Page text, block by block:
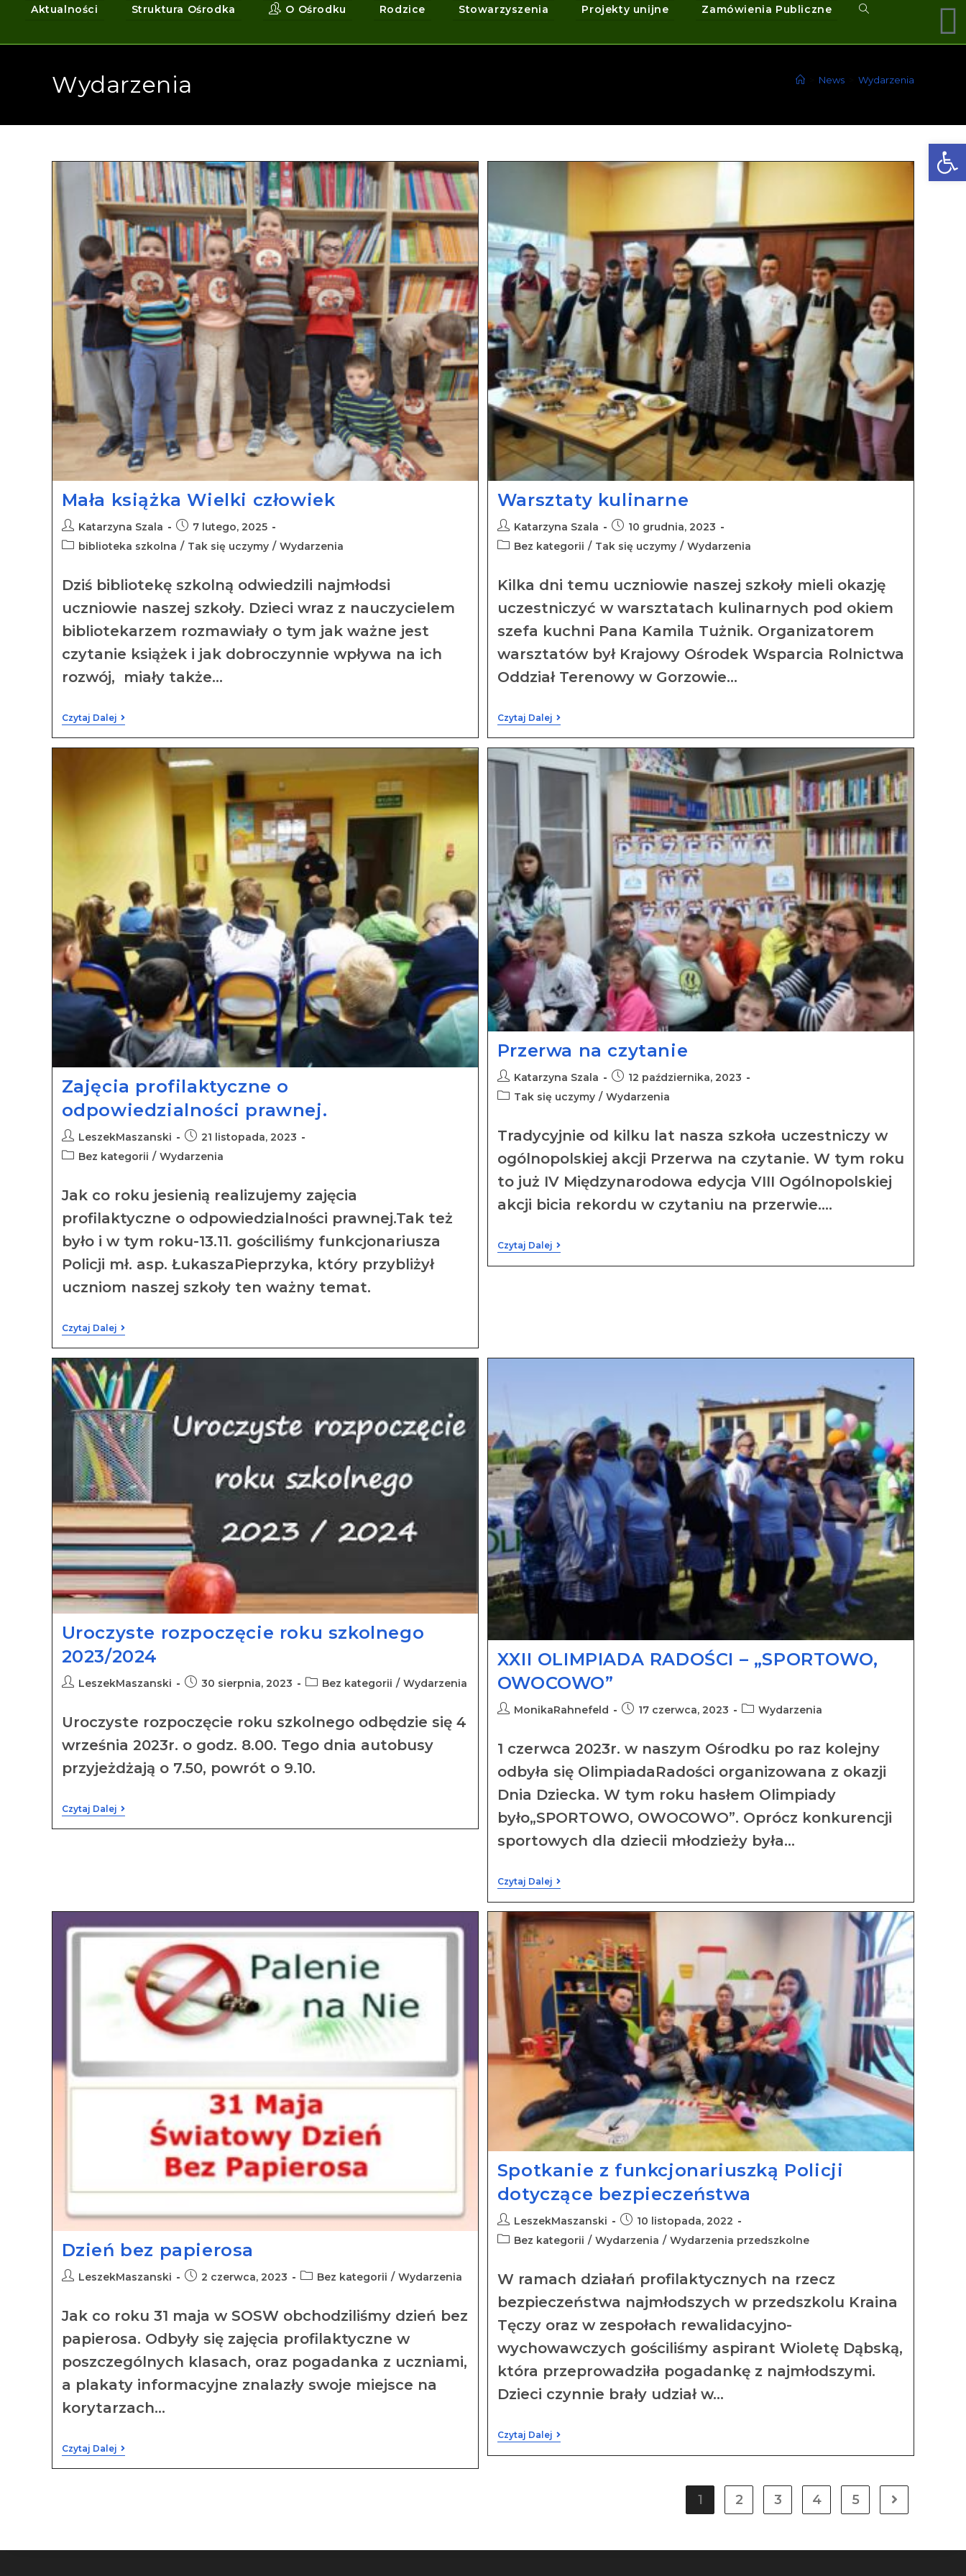
Aktualności Struktura Ośrodka O Ośrodku Rodzice Stowarzyszenia Projekty unijne Zamówienia Publiczne
Wydarzenia News Wydarzenia
Mała książka Wielki człowiek
Katarzyna Szala
7 lutego, 2025
biblioteka szkolna / Tak się uczymy / Wydarzenia
Dziś bibliotekę szkolną odwiedzili najmłodsi
uczniowie naszej szkoły. Dzieci wraz z nauczycielem
bibliotekarzem rozmawiały o tym jak ważne jest
czytanie książek i jak dobroczynnie wpływa na ich
rozwój, miały także…
Czytaj Dalej
Warsztaty kulinarne
Katarzyna Szala
10 grudnia, 2023
Bez kategorii / Tak się uczymy / Wydarzenia
Kilka dni temu uczniowie naszej szkoły mieli okazję
uczestniczyć w warsztatach kulinarnych pod okiem
szefa kuchni Pana Kamila Tużnik. Organizatorem
warsztatów był Krajowy Ośrodek Wsparcia Rolnictwa
Oddział Terenowy w Gorzowie…
Czytaj Dalej
Zajęcia profilaktyczne o
odpowiedzialności prawnej.
LeszekMaszanski
21 listopada, 2023
Bez kategorii / Wydarzenia
Jak co roku jesienią realizujemy zajęcia
profilaktyczne o odpowiedzialności prawnej.Tak też
było i w tym roku-13.11. gościliśmy funkcjonariusza
Policji mł. asp. ŁukaszaPieprzyka, który przybliżył
uczniom naszej szkoły ten ważny temat.
Czytaj Dalej
Przerwa na czytanie
Katarzyna Szala
12 października, 2023
Tak się uczymy / Wydarzenia
Tradycyjnie od kilku lat nasza szkoła uczestniczy w
ogólnopolskiej akcji Przerwa na czytanie. W tym roku
to już IV Międzynarodowa edycja VIII Ogólnopolskiej
akcji bicia rekordu w czytaniu na przerwie.…
Czytaj Dalej
Uroczyste rozpoczęcie roku szkolnego
2023/2024
LeszekMaszanski 30 sierpnia, 2023 Bez kategorii / Wydarzenia
Uroczyste rozpoczęcie roku szkolnego odbędzie się 4
września 2023r. o godz. 8.00. Tego dnia autobusy
przyjeżdżają o 7.50, powrót o 9.10.
Czytaj Dalej
XXII OLIMPIADA RADOŚCI – „SPORTOWO,
OWOCOWO”
MonikaRahnefeld 17 czerwca, 2023 Wydarzenia
1 czerwca 2023r. w naszym Ośrodku po raz kolejny
odbyła się OlimpiadaRadości organizowana z okazji
Dnia Dziecka. W tym roku hasłem Olimpiady
było„SPORTOWO, OWOCOWO”. Oprócz konkurencji
sportowych dla dziecii młodzieży była…
Czytaj Dalej
Dzień bez papierosa
LeszekMaszanski 2 czerwca, 2023 Bez kategorii / Wydarzenia
Jak co roku 31 maja w SOSW obchodziliśmy dzień bez
papierosa. Odbyły się zajęcia profilaktyczne w
poszczególnych klasach, oraz pogadanka z uczniami,
a plakaty informacyjne znalazły swoje miejsce na
korytarzach…
Czytaj Dalej
Spotkanie z funkcjonariuszką Policji
dotyczące bezpieczeństwa
LeszekMaszanski
10 listopada, 2022
Bez kategorii / Wydarzenia / Wydarzenia przedszkolne
W ramach działań profilaktycznych na rzecz
bezpieczeństwa najmłodszych w przedszkolu Kraina
Tęczy oraz w zespołach rewalidacyjno-
wychowawczych gościliśmy aspirant Wioletę Dąbską,
która przeprowadziła pogadankę z najmłodszymi.
Dzieci czynnie brały udział w…
Czytaj Dalej
1 2 3 4 5